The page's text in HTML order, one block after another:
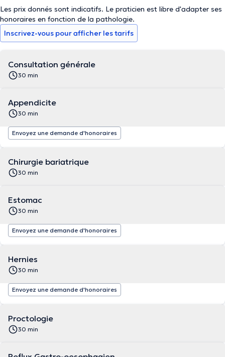
Les prix donnés sont indicatifs. Le praticien est libre d'adapter ses
honoraires en fonction de la pathologie.
Inscrivez-vous pour afficher les tarifs
Consultation générale
30 min
Appendicite
30 min
Envoyez une demande d'honoraires
Chirurgie bariatrique
30 min
Estomac
30 min
Envoyez une demande d'honoraires
Hernies
30 min
Envoyez une demande d'honoraires
Proctologie
30 min